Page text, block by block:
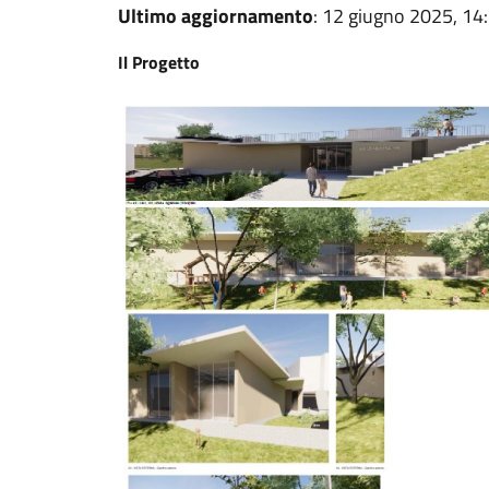
Ultimo aggiornamento: 12 giugno 2025,
Il Progetto